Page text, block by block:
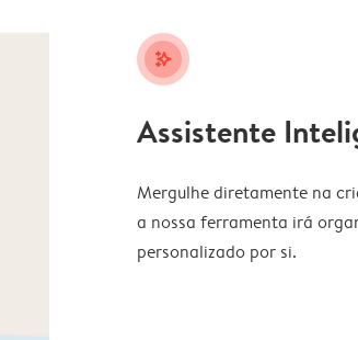
stars_plus
Assistente
Mergulhe diretamente na
a nossa ferramenta irá
personalizado por si.